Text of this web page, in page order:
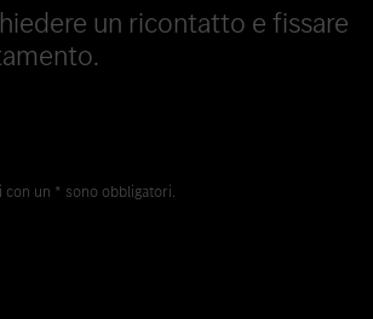
un ricontatto e fissare
con un * sono obbligatori.